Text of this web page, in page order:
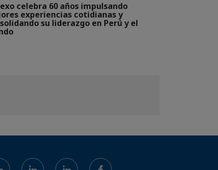
celebra 60 años impulsando
experiencias cotidianas y
su liderazgo en Perú y el